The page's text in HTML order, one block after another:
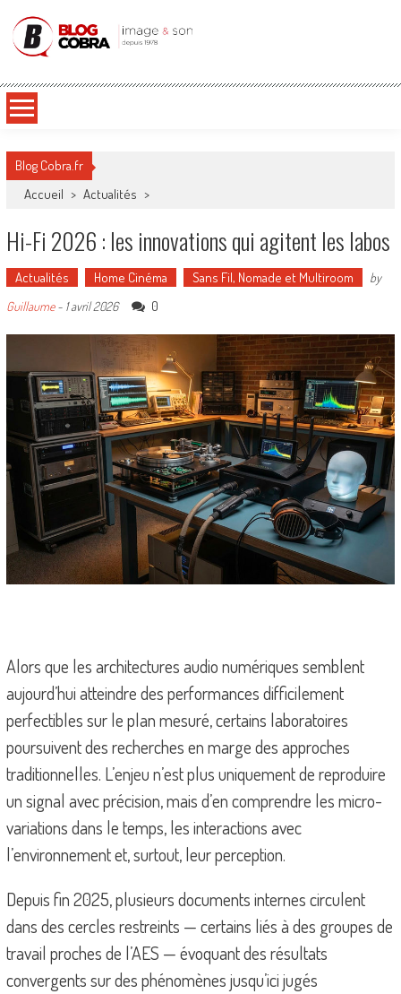
Blog Cobra
Blog Cobra.fr
Accueil > Actualités >
Hi-Fi 2026 : les innovations qui agitent les labos
Actualités Home Cinéma Sans Fil, Nomade et Multiroom
by
Guillaume- 1 avril 2026 0
Alors que les architectures audio numériques semblent
aujourd’hui atteindre des performances difficilement
perfectibles sur le plan mesuré, certains laboratoires
poursuivent des recherches en marge des approches
traditionnelles. L’enjeu n’est plus uniquement de reproduire
un signal avec précision, mais d’en comprendre les micro-
variations dans le temps, les interactions avec
l’environnement et, surtout, leur perception.
Depuis fin 2025, plusieurs documents internes circulent
dans des cercles restreints — certains liés à des groupes de
travail proches de l’AES — évoquant des résultats
convergents sur des phénomènes jusqu’ici jugés